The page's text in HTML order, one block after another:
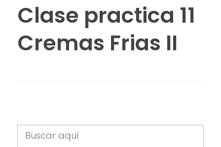
Clase practica 11
Cremas Frias II